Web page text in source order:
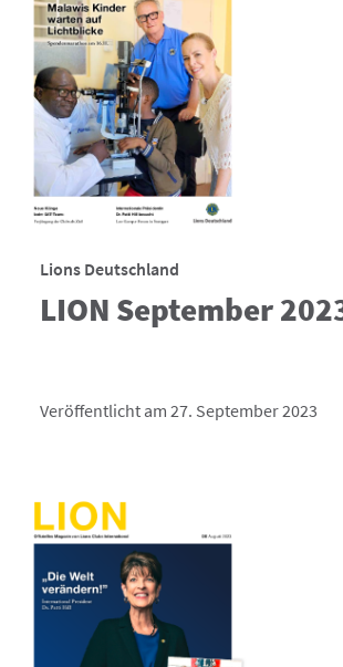
Lions Deutschland
LION September
Veröffentlicht am 27. September 2023